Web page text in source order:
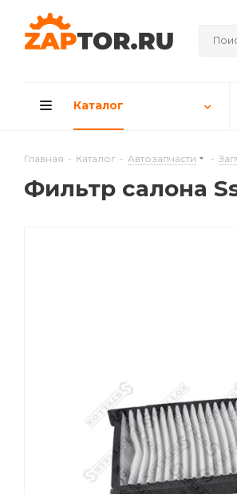
Каталог
Главная - Каталог - Автозапчасти -
Фильтр салона